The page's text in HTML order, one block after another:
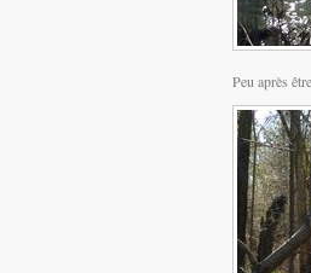
Peu après